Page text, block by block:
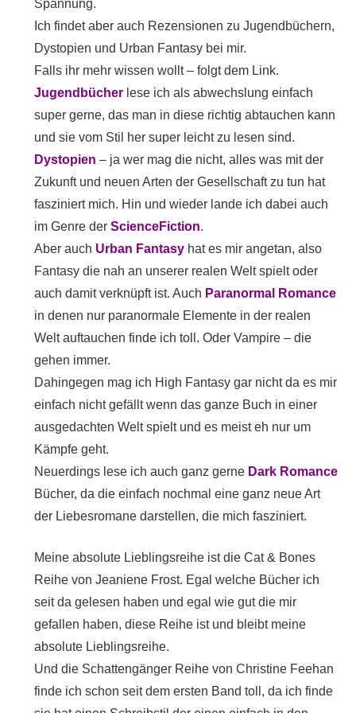
Spannung.
Ich findet aber auch Rezensionen zu Jugendbüchern,
Dystopien und Urban Fantasy bei mir.
Falls ihr mehr wissen wollt – folgt dem Link.
Jugendbücherlese ich als abwechslung einfach
super gerne, das man in diese richtig abtauchen kann
und sie vom Stil her super leicht zu lesen sind.
Dystopien – ja wer mag die nicht, alles was mit der
Zukunft und neuen Arten der Gesellschaft zu tun hat
fasziniert mich. Hin und wieder lande ich dabei auch
im Genre der ScienceFiction.
Aber auch Urban Fantasyhat es mir angetan, also
Fantasy die nah an unserer realen Welt spielt oder
auch damit verknüpft ist. Auch Paranormal Romance
in denen nur paranormale Elemente in der realen
Welt auftauchen finde ich toll. Oder Vampire – die
gehen immer.
Dahingegen mag ich High Fantasy gar nicht da es mir
einfach nicht gefällt wenn das ganze Buch in einer
ausgedachten Welt spielt und es meist eh nur um
Kämpfe geht.
Neuerdings lese ich auch ganz gerne Dark Romance
Bücher, da die einfach nochmal eine ganz neue Art
der Liebesromane darstellen, die mich fasziniert.
Meine absolute Lieblingsreihe ist die Cat & Bones
Reihe von Jeaniene Frost. Egal welche Bücher ich
seit da gelesen haben und egal wie gut die mir
gefallen haben, diese Reihe ist und bleibt meine
absolute Lieblingsreihe.
Und die Schattengänger Reihe von Christine Feehan
finde ich schon seit dem ersten Band toll, da ich finde